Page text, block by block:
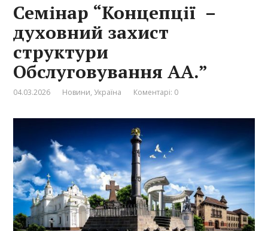
Семінар “Концепції –
духовний захист
структури
Обслуговування АА.”
04.03.2026 Новини, Україна Коментарі: 0